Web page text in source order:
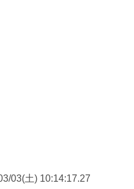
03(土) 10:14:17.27